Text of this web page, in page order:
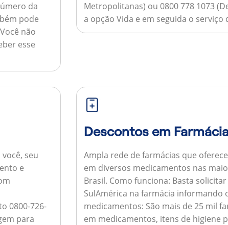
da
pode
Você não
esse
Metropolitanas) ou 0800 778 1073
a opção Vida e em seguida o serviço
seu
e
0800-726-
para
Descontos em
Ampla rede de farmácias que
em diversos medicamentos nas
Brasil. Como funciona: Basta
SulAmérica na farmácia informando
medicamentos: São mais de 25 mil
em medicamentos, itens de higiene